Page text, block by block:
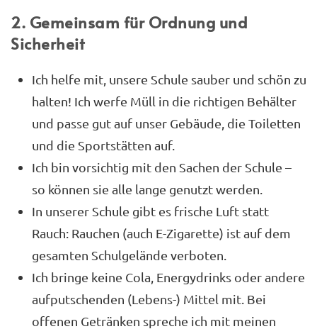
2. Gemeinsam für Ordnung und
Sicherheit
Ich helfe mit, unsere Schule sauber und schön zu
halten! Ich werfe Müll in die richtigen Behälter
und passe gut auf unser Gebäude, die Toiletten
und die Sportstätten auf.
Ich bin vorsichtig mit den Sachen der Schule –
so können sie alle lange genutzt werden.
In unserer Schule gibt es frische Luft statt
Rauch: Rauchen (auch E-Zigarette) ist auf dem
gesamten Schulgelände verboten.
Ich bringe keine Cola, Energydrinks oder andere
aufputschenden (Lebens-) Mittel mit. Bei
offenen Getränken spreche ich mit meinen